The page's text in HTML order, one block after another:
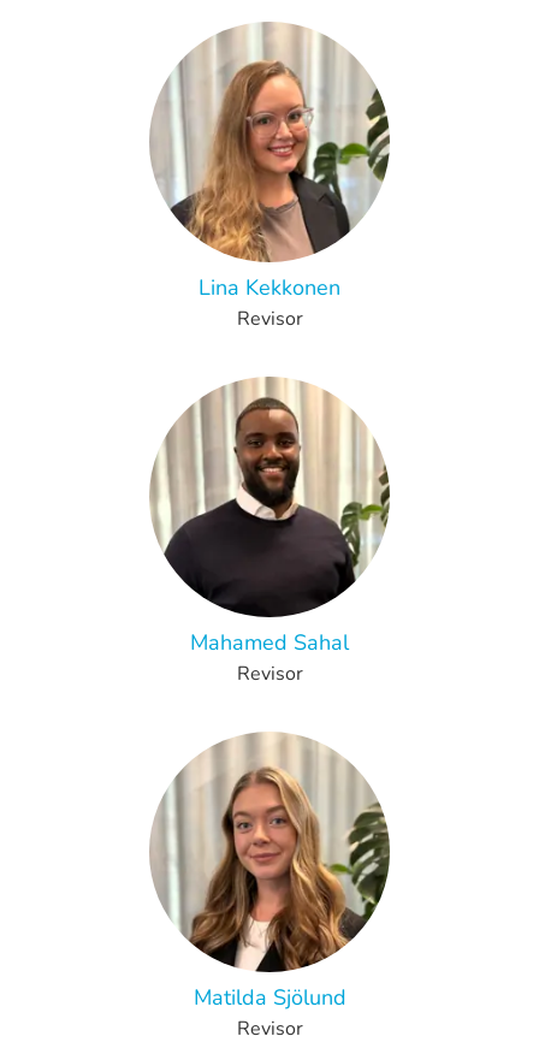
Lina Kekkonen
Revisor
Mahamed Sahal
Revisor
Matilda Sjölund
Revisor